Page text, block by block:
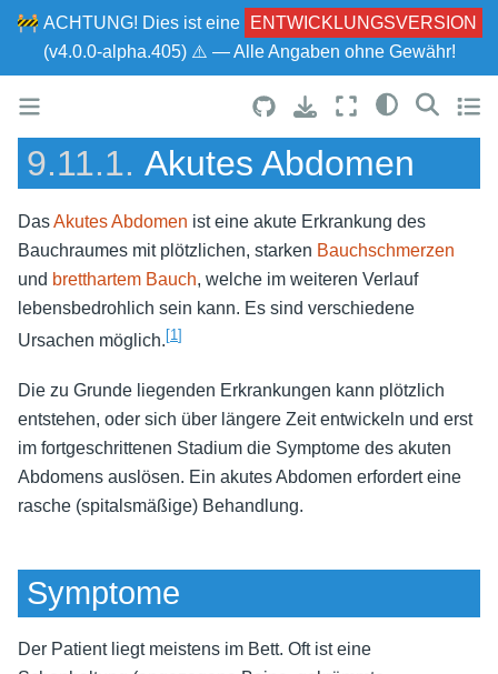
🚧 ACHTUNG! Dies ist eine
ENTWICKLUNGSVERSION
(v4.0.0-alpha.405) ⚠ — Alle Angaben ohne Gewähr!
9.11.1. Akutes Abdomen
DasAkutes Abdomen ist eine akute Erkrankung des
Bauchraumes mit plötzlichen, starken Bauchschmerzen
und bretthartem Bauch, welche im weiteren Verlauf
lebensbedrohlich sein kann. Es sind verschiedene
Ursachen möglich. [1 ]
Die zu Grunde liegenden Erkrankungen kann plötzlich
entstehen, oder sich über längere Zeit entwickeln und erst
im fortgeschrittenen Stadium die Symptome des akuten
Abdomens auslösen. Ein akutes Abdomen erfordert eine
rasche (spitalsmäßige) Behandlung.
Symptome
Der Patient liegt meistens im Bett. Oft ist eine